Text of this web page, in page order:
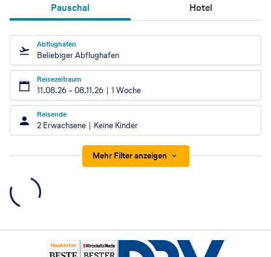
Pauschal Hotel
Abflughafen
Beliebiger Abflughafen
Reisezeitraum
11.08.26 –08.11.26 1 Woche
Reisende
2 Erwachsene Keine Kinder
Mehr Filter anzeigen